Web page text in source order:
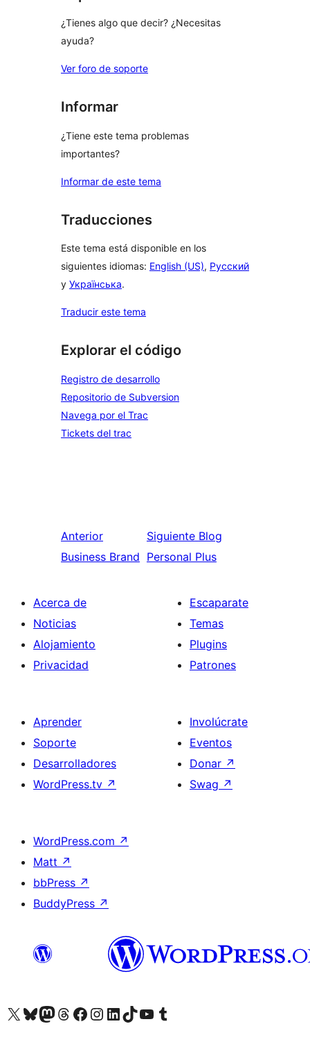
¿Tienes algo que decir? ¿Necesitas
ayuda?
Ver foro de soporte
Informar
¿Tiene este tema problemas
importantes?
Informar de este tema
Traducciones
Este tema está disponible en los
siguientes idiomas: English (US), Русский
y Українська.
Traducir este tema
Explorar el código
Registro de desarrollo
Repositorio de Subversion
Navega por el Trac
Tickets del trac
Anterior
Business Brand
Siguiente Blog
Personal Plus
Acerca de
Noticias
Alojamiento
Privacidad
Escaparate
Temas
Plugins
Patrones
Aprender
Soporte
Desarrolladores
WordPress.tv ↗
Involúcrate
Eventos
Donar ↗
Swag ↗
WordPress.com ↗
Matt ↗
bbPress ↗
BuddyPress ↗
Visita nuestra cuenta de X (anteriormente Twitter)
Visita nuestra cuenta de Bluesky
Visita nuestra cuenta de Mastodon
Visita nuestra cuenta de Threads
Visita nuestra página de Facebook
Visita nuestra cuenta de Instagram
Visita nuestra cuenta de LinkedIn
Visita nuestra cuenta de TikTok
Visita nuestro canal de YouTube
Visita nuestra cuenta de Tumblr